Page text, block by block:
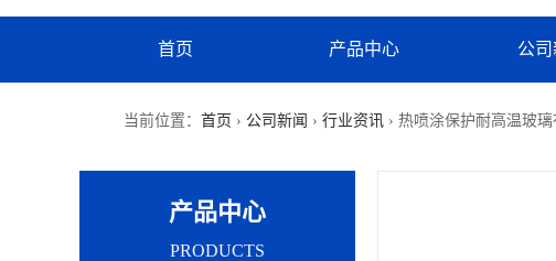
首页 产品中心 公司
当前位置： 首页 › 公司新闻 › 行业资讯 › 热喷涂保护耐高温玻璃
产品中心
PRODUCTS